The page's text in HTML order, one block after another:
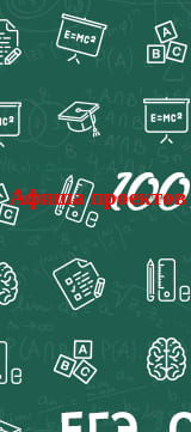
Афиша